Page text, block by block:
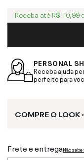
Receba até R$ 10,99
PERSONAL
Receba ajuda
perfeito para
COMPRE O LOOK ›
Frete e entregaNão sabe